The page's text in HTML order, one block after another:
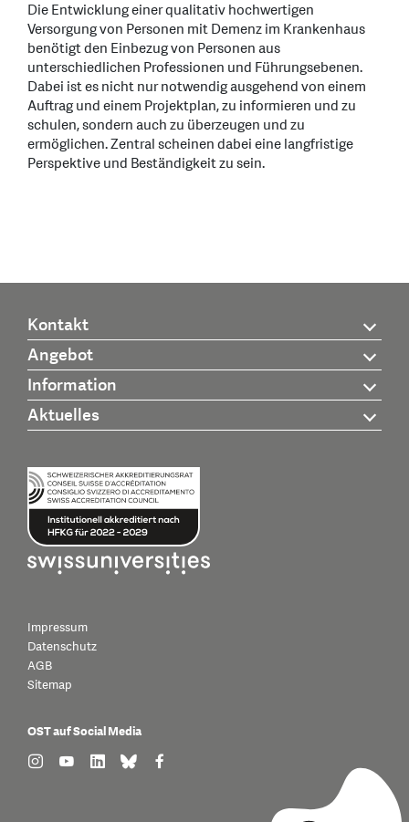
Die Entwicklung einer qualitativ hochwertigen
Versorgung von Personen mit Demenz im Krankenhaus
benötigt den Einbezug von Personen aus
unterschiedlichen Professionen und Führungsebenen.
Dabei ist es nicht nur notwendig ausgehend von einem
Auftrag und einem Projektplan, zu informieren und zu
schulen, sondern auch zu überzeugen und zu
ermöglichen. Zentral scheinen dabei eine langfristige
Perspektive und Beständigkeit zu sein.
Kontakt
Angebot
Information
Aktuelles
Impressum
Datenschutz
AGB
Sitemap
OST auf Social Media
find us on: instagram
find us on: youtube
find us on: linkedin
find us on: bluesky
find us on: facebook